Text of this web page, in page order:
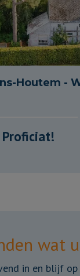
260 m²
Houtem -
Proficiat!
wat
in en blijf